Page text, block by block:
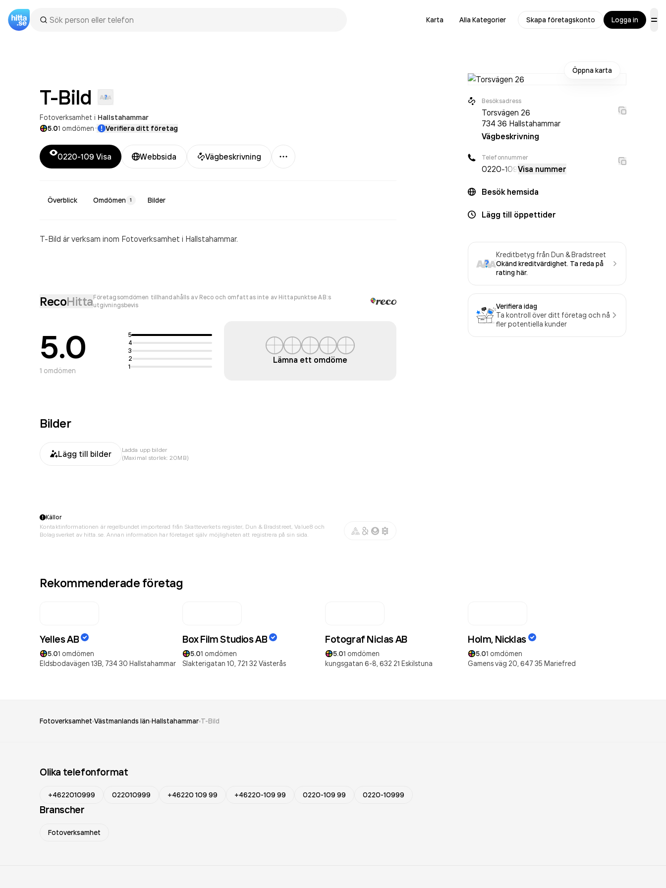
Karta Alla Kategorier Skapa företagskonto Logga in
T-Bild
Fotoverksamhet i Hallstahammar
5.01 omdömen· Verifiera ditt företag
0220-109 Visa Webbsida Vägbeskrivning
Mer
Överblick Omdömen 1 Bilder
T-Bild är verksam inom Fotoverksamhet i Hallstahammar.
RecoHittaFöretagsomdömen tillhandahålls av Reco och omfattas inte av Hittapunktse AB:s
utgivningsbevis
5.0
1 omdömen
5
4
3
2
1
Lämna ett omdöme
Bilder
Lägg till bilder
Ladda upp bilder
(Maximal storlek: 20MB)
Öppna karta
Besöksadress
Torsvägen 26
734 36 Hallstahammar
Vägbeskrivning
Telefonnummer
0220-109Visa nummer
Besök hemsida
Lägg till öppettider
Kreditbetyg från Dun & Bradstreet
Okänd kreditvärdighet. Ta reda på
rating här.
Verifiera idag
Ta kontroll över ditt företag och nå
fler potentiella kunder
Källor
Kontaktinformationen är regelbundet importerad från Skatteverkets register, Dun & Bradstreet, Value8 och
Bolagsverket av hitta.se. Annan information har företaget själv möjligheten att registrera på sin sida.
Rekommenderade företag
Yelles AB
5.01 omdömen
Eldsbodavägen 13B, 734 30 Hallstahammar
Box Film Studios AB
5.01 omdömen
Slakterigatan 10, 721 32 Västerås
Fotograf Niclas AB
5.01 omdömen
kungsgatan 6-8, 632 21 Eskilstuna
Holm, Nicklas
5.01 omdömen
Gamens väg 20, 647 35 Mariefred
Fotoverksamhet Västmanlands län Hallstahammar T-Bild
Olika telefonformat
+4622010999 022010999 +46220 109 99 +46220-109 99 0220-109 99 0220-10999
Branscher
Fotoverksamhet